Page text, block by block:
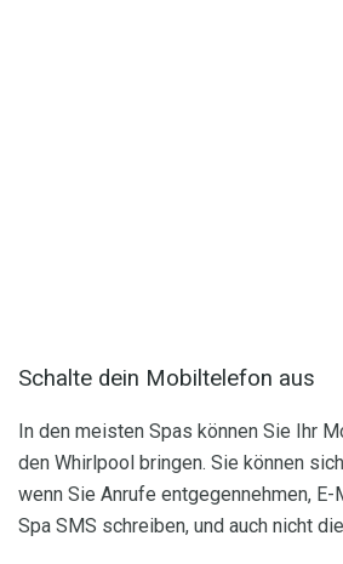
Schalte dein Mobiltelefon aus
In den meisten Spas können Sie Ihr
den Whirlpool bringen. Sie können
wenn Sie Anrufe entgegennehmen,
Spa SMS schreiben, und auch nicht